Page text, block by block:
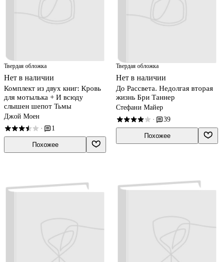
Твердая обложка
Нет в наличии
Комплект из двух книг: Кровь
для мотылька + И всюду
слышен шепот Тьмы
Джой Моен
· 1
Похожее
Твердая обложка
Нет в наличии
До Рассвета. Недолгая вторая
жизнь Бри Таннер
Стефани Майер
· 39
Похожее